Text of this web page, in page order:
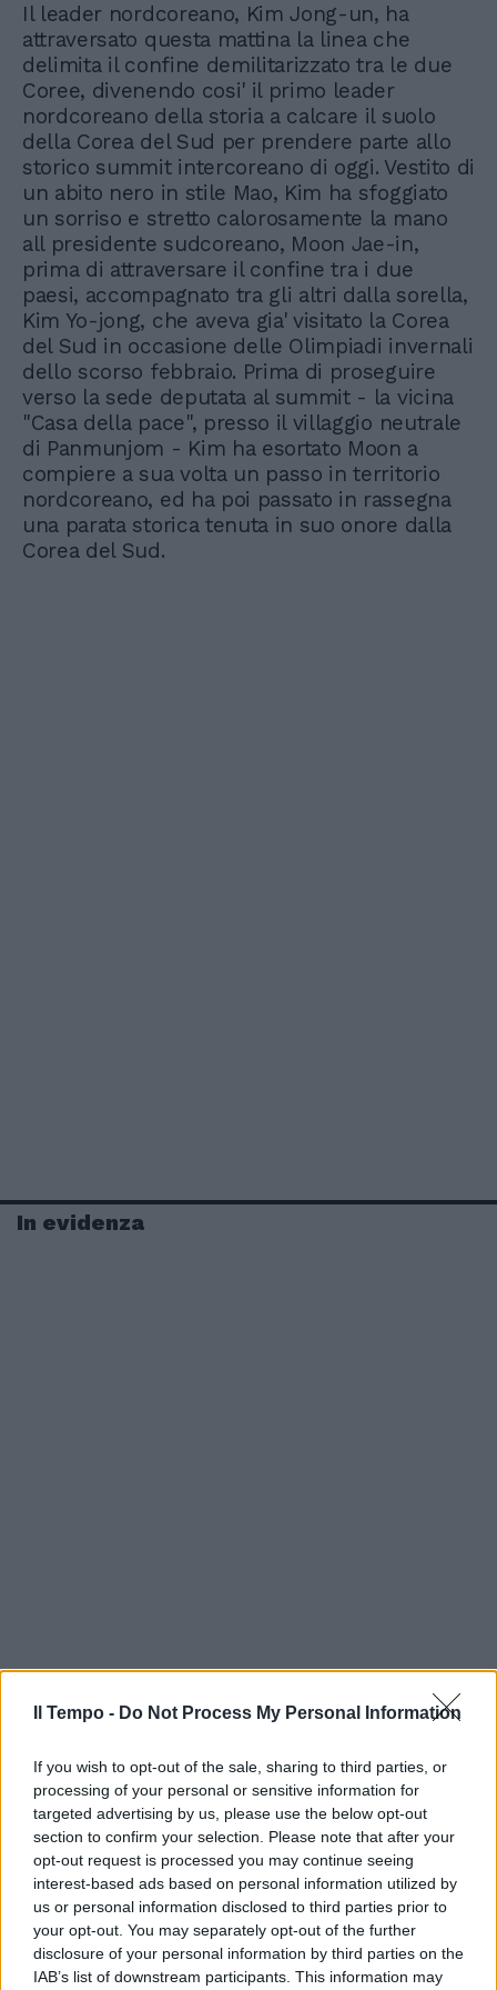
Il Tempo - Do Not Process My Personal Information
If you wish to opt-out of the sale, sharing to third parties, or
processing of your personal or sensitive information for
targeted advertising by us, please use the below opt-out
section to confirm your selection. Please note that after your
opt-out request is processed you may continue seeing
interest-based ads based on personal information utilized by
us or personal information disclosed to third parties prior to
your opt-out. You may separately opt-out of the further
disclosure of your personal information by third parties on the
IAB’s list of downstream participants. This information may
Il leader nordcoreano, Kim Jong-un, ha
attraversato questa mattina la linea che
delimita il confine demilitarizzato tra le due
Coree, divenendo cosi' il primo leader
nordcoreano della storia a calcare il suolo
della Corea del Sud per prendere parte allo
storico summit intercoreano di oggi. Vestito di
un abito nero in stile Mao, Kim ha sfoggiato
un sorriso e stretto calorosamente la mano
all presidente sudcoreano, Moon Jae-in,
prima di attraversare il confine tra i due
paesi, accompagnato tra gli altri dalla sorella,
Kim Yo-jong, che aveva gia' visitato la Corea
del Sud in occasione delle Olimpiadi invernali
dello scorso febbraio. Prima di proseguire
verso la sede deputata al summit - la vicina
"Casa della pace", presso il villaggio neutrale
di Panmunjom - Kim ha esortato Moon a
compiere a sua volta un passo in territorio
nordcoreano, ed ha poi passato in rassegna
una parata storica tenuta in suo onore dalla
Corea del Sud.
In evidenza